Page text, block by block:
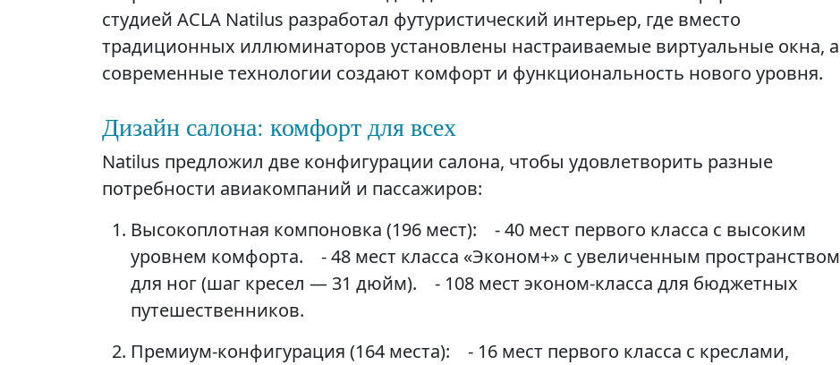
студией ACLA Natilus разработал футуристический интерьер, где вместо
традиционных иллюминаторов установлены настраиваемые виртуальные окна, а
современные технологии создают комфорт и функциональность нового уровня.
Дизайн салона: комфорт для всех
Natilus предложил две конфигурации салона, чтобы удовлетворить разные
потребности авиакомпаний и пассажиров:
Высокоплотная компоновка (196 мест): - 40 мест первого класса с высоким
уровнем комфорта. - 48 мест класса «Эконом+» с увеличенным пространством
для ног (шаг кресел — 31 дюйм). - 108 мест эконом-класса для бюджетных
путешественников.
Премиум-конфигурация (164 места): - 16 мест первого класса с креслами,